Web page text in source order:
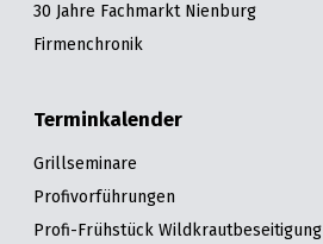
30 Jahre Fachmarkt Nienburg
Firmenchronik
Terminkalender
Grillseminare
Profivorführungen
Profi-Frühstück Wildkrautbeseitigung